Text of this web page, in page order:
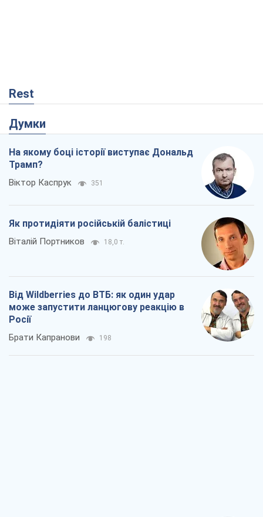
Rest
Думки
На якому боці історії виступає Дональд
Трамп?
Віктор Каспрук 351
Як протидіяти російській балістиці
Віталій Портников 18,0 т.
Від Wildberries до ВТБ: як один удар
може запустити ланцюгову реакцію в
Росії
Брати Капранови 198